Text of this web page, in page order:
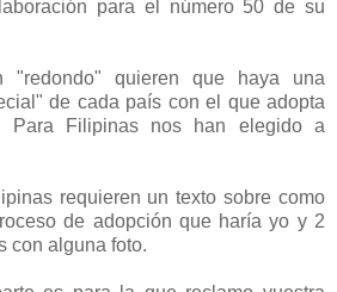
para el número 50 de su
"redondo" quieren que haya una
de cada país con el que adopta
Para Filipinas nos han elegido a
requieren un texto sobre como
de adopción que haría yo y 2
con alguna foto.